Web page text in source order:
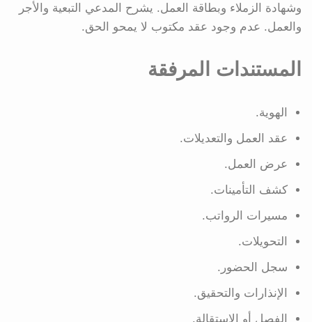
وشهادة الزملاء وبطاقة العمل. يشرح المدعي التبعية والأجر
والعمل. عدم وجود عقد مكتوب لا يمحو الحق.
المستندات المرفقة
الهوية.
عقد العمل والتعديلات.
عرض العمل.
كشف التأمينات.
مسيرات الرواتب.
التحويلات.
سجل الحضور.
الإنذارات والتحقيق.
الفصل أو الاستقالة.